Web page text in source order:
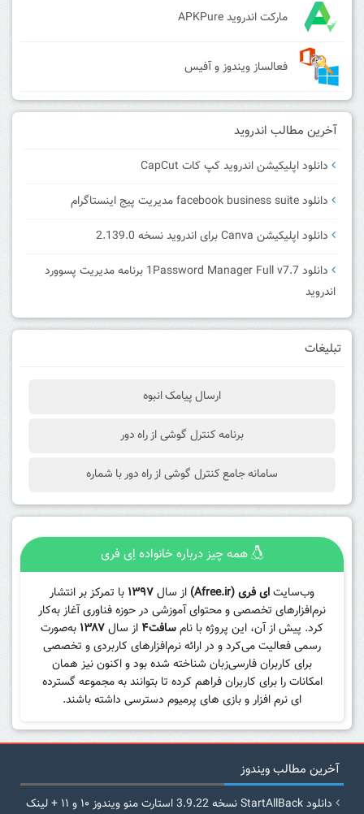
مارکت اندروید APKPure
فعالساز ویندوز و آفیس
آخرین مطالب اندروید
دانلود اپلیکیشن اندروید کپ کات CapCut
دانلود facebook business suite مدیریت پیج اینستاگرام
دانلود اپلیکیشن Canva برای اندروید نسخه 2.139.0
دانلود 1Password Manager Full v7.7 برنامه مدیریت پسوورد
اندروید
تبلیغات
ارسال پیامک انبوه
برنامه کنترل گوشی از راه دور
سامانه جامع کنترل گوشی از راه دور با شماره
همه چیز درباره خانواده اِی فری
وب‌سایتای فری (Afree.ir) از سال۱۳۹۷ با تمرکز بر انتشار
نرم‌افزارهای تخصصی و محتوای آموزشی در حوزه فناوری آغاز به‌کار
کرد. پیش از آن، این پروژه با نامسافت۴ از سال۱۳۸۷ به‌صورت
رسمی فعالیت می‌کرد و در ارائه نرم‌افزارهای کاربردی و تخصصی
برای کاربران فارسی‌زبان شناخته شده بود و اکنون نیز همان
امکانات را برای کاربران فراهم کرده تا بتوانند به مجموعه گسترده
ای نرم افزار و بازی های پرمیوم دسترسی داشته باشند.
آخرین مطالب ویندوز
دانلود StartAllBack نسخه 3.9.22 استارت منو ویندوز ۱۰ و ۱۱ + لینک